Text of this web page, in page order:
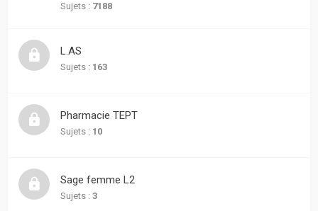
FORUM
sans
réponse
actifs
Sujets : 7188
L.AS
Sujets : 163
Pharmacie TEPT
Sujets : 10
Sage femme L2
Sujets : 3